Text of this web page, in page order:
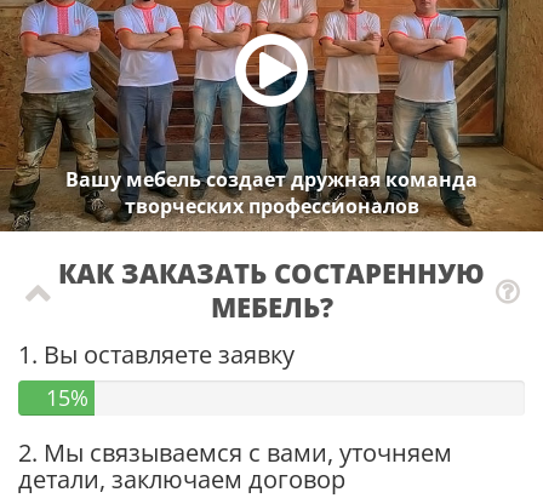
Вашу мебель создает дружная команда
творческих профессионалов
КАК ЗАКАЗАТЬ СОСТАРЕННУЮ
МЕБЕЛЬ?
1. Вы оставляете заявку
15%
2. Мы связываемся с вами, уточняем
детали, заключаем договор